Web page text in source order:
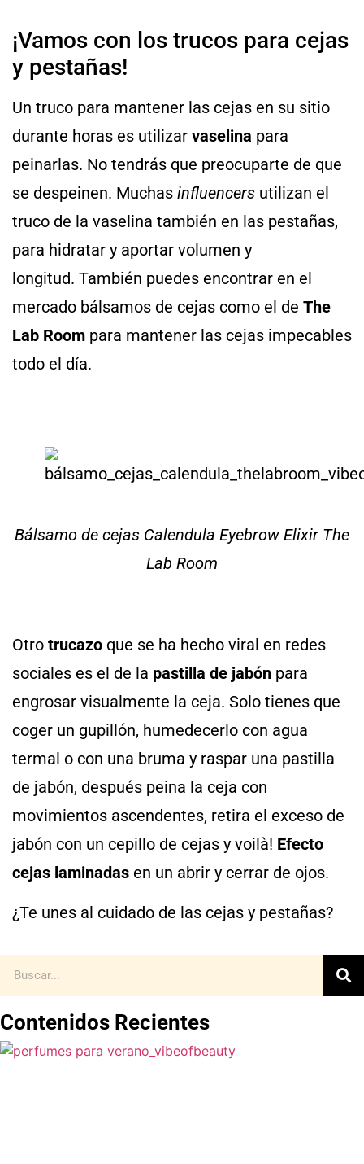
¡Vamos con los trucos para cejas
y pestañas!
Un truco para mantener las cejas en su sitio
durante horas es utilizar vaselina para
peinarlas. No tendrás que preocuparte de que
se despeinen. Muchas influencers utilizan el
truco de la vaselina también en las pestañas,
para hidratar y aportar volumen y
longitud. También puedes encontrar en el
mercado bálsamos de cejas como el de The
Lab Room para mantener las cejas impecables
todo el día.
Bálsamo de cejas Calendula Eyebrow Elixir The
Lab Room
Otro trucazo que se ha hecho viral en redes
sociales es el de la pastilla de jabón para
engrosar visualmente la ceja. Solo tienes que
coger un gupillón, humedecerlo con agua
termal o con una bruma y raspar una pastilla
de jabón, después peina la ceja con
movimientos ascendentes, retira el exceso de
jabón con un cepillo de cejas y voilà! Efecto
cejas laminadas en un abrir y cerrar de ojos.
¿Te unes al cuidado de las cejas y pestañas?
Contenidos Recientes